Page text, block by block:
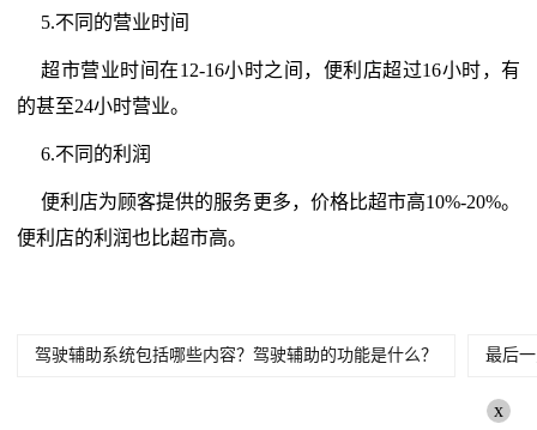
5.不同的营业时间
超市营业时间在12-16小时之间，便利店超过16小时，有
的甚至24小时营业。
6.不同的利润
便利店为顾客提供的服务更多，价格比超市高10%-20%。
便利店的利润也比超市高。
驾驶辅助系统包括哪些内容？驾驶辅助的功能是什么？ 最后
x